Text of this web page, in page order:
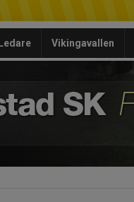
Ledare Vikingavallen